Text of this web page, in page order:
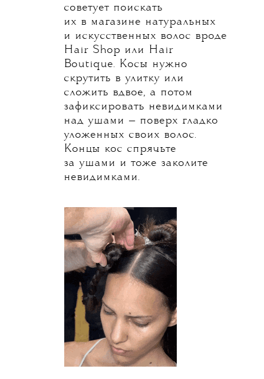
советует поискать
их в магазине натуральных
и искусственных волос вроде
Hair Shop или Hair
Boutique. Косы нужно
скрутить в улитку или
сложить вдвое, а потом
зафиксировать невидимками
над ушами — поверх гладко
уложенных своих волос.
Концы кос спрячьте
за ушами и тоже заколите
невидимками.